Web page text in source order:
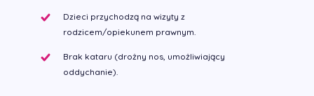
Dzieci przychodzą na wizyty z
rodzicem/opiekunem prawnym.
Brak kataru (drożny nos, umożliwiający
oddychanie).